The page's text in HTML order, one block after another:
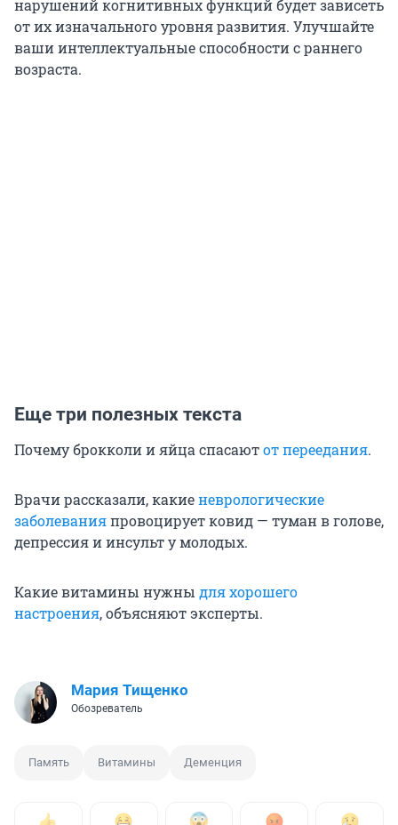
нарушений когнитивных функций будет зависеть
от их изначального уровня развития. Улучшайте
ваши интеллектуальные способности с раннего
возраста.
Еще три полезных текста
Почему брокколи и яйца спасаютот переедания.
Врачи рассказали, какиеневрологические
заболеванияпровоцирует ковид — туман в голове,
депрессия и инсульт у молодых.
Какие витамины нужны для хорошего
настроения, объясняют эксперты.
Мария Тищенко
Обозреватель
Память Витамины Деменция